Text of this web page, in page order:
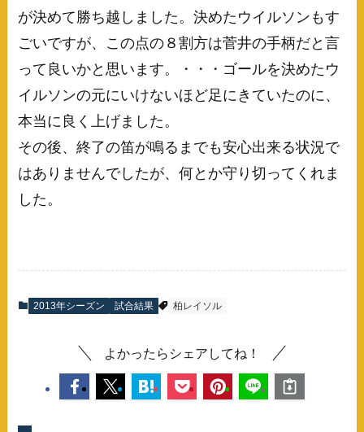
が決めて勝ち越しました。決めたウイルソンもす
ごいですが、この点の８割方は菅井の手柄だと言
って良いかと思います。・・・ゴールを決めたウ
イルソンの元にいけないほど足にきていたのに、
本当に良く上げました。
その後、終了の笛が鳴るまでも安心出来る状況で
はありませんでしたが、何とか守り切ってくれま
した。
2013年シーズン 試合結果 柏レイソル
よかったらシェアしてね！